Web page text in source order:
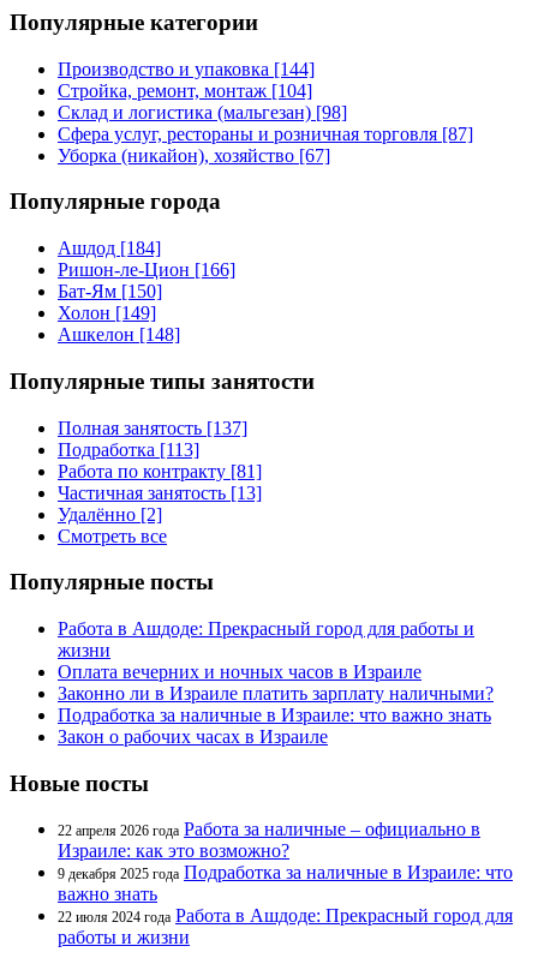
Популярные категории
Производство и упаковка [144]
Стройка, ремонт, монтаж [104]
Склад и логистика (мальгезан) [98]
Сфера услуг, рестораны и розничная торговля [87]
Уборка (никайон), хозяйство [67]
Популярные города
Ашдод [184]
Ришон-ле-Цион [166]
Бат-Ям [150]
Холон [149]
Ашкелон [148]
Популярные типы занятости
Полная занятость [137]
Подработка [113]
Работа по контракту [81]
Частичная занятость [13]
Удалённо [2]
Смотреть все
Популярные посты
Работа в Ашдоде: Прекрасный город для работы и
жизни
Оплата вечерних и ночных часов в Израиле
Законно ли в Израиле платить зарплату наличными?
Подработка за наличные в Израиле: что важно знать
Закон о рабочих часах в Израиле
Новые посты
22 апреля 2026 года Работа за наличные – официально в
Израиле: как это возможно?
9 декабря 2025 года Подработка за наличные в Израиле: что
важно знать
22 июля 2024 года Работа в Ашдоде: Прекрасный город для
работы и жизни